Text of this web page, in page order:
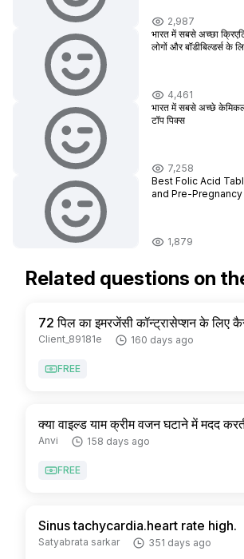
2,987
भारत में सबसे अच्छा
लोगों और बॉडीबिल्डर्स के
4,461
भारत में सबसे अच्छे
टॉप पिक्स
7,258
Best Folic Acid
and Pre-
1,879
Related questions on
72 पिल का इमरजेंसी कॉन्ट्रासेप्शन के लिए
Client_89181e 160 days ago
FREE
क्या वाइल्ड याम क्रीम वजन घटाने में मदद
Anvi 158 days ago
FREE
Sinus tachycardia.heart rate high.
Satyabrata sarkar 351 days ago